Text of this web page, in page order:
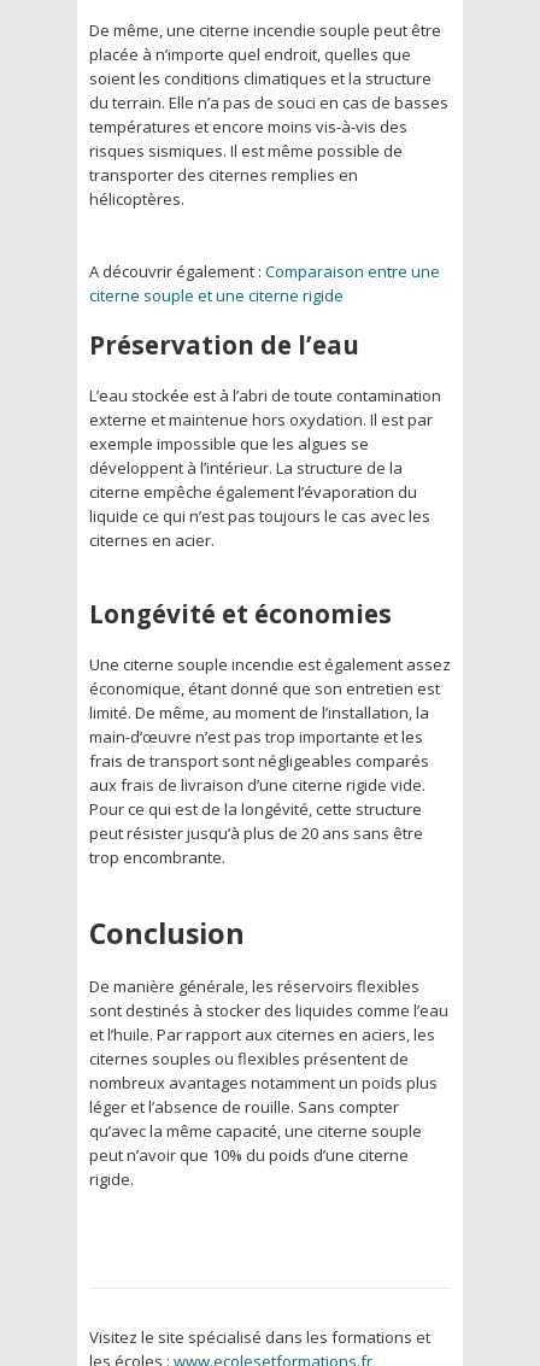
De même, une citerne incendie souple peut être
placée à n’importe quel endroit, quelles que
soient les conditions climatiques et la structure
du terrain. Elle n’a pas de souci en cas de basses
températures et encore moins vis-à-vis des
risques sismiques. Il est même possible de
transporter des citernes remplies en
hélicoptères.
A découvrir également : Comparaison entre une
citerne souple et une citerne rigide
Préservation de l’eau
L’eau stockée est à l’abri de toute contamination
externe et maintenue hors oxydation. Il est par
exemple impossible que les algues se
développent à l’intérieur. La structure de la
citerne empêche également l’évaporation du
liquide ce qui n’est pas toujours le cas avec les
citernes en acier.
Longévité et économies
Une citerne souple incendie est également assez
économique, étant donné que son entretien est
limité. De même, au moment de l’installation, la
main-d’œuvre n’est pas trop importante et les
frais de transport sont négligeables comparés
aux frais de livraison d’une citerne rigide vide.
Pour ce qui est de la longévité, cette structure
peut résister jusqu’à plus de 20 ans sans être
trop encombrante.
Conclusion
De manière générale, les réservoirs flexibles
sont destinés à stocker des liquides comme l’eau
et l’huile. Par rapport aux citernes en aciers, les
citernes souples ou flexibles présentent de
nombreux avantages notamment un poids plus
léger et l’absence de rouille. Sans compter
qu’avec la même capacité, une citerne souple
peut n’avoir que 10% du poids d’une citerne
rigide.
Visitez le site spécialisé dans les formations et
les écoles : www.ecolesetformations.fr